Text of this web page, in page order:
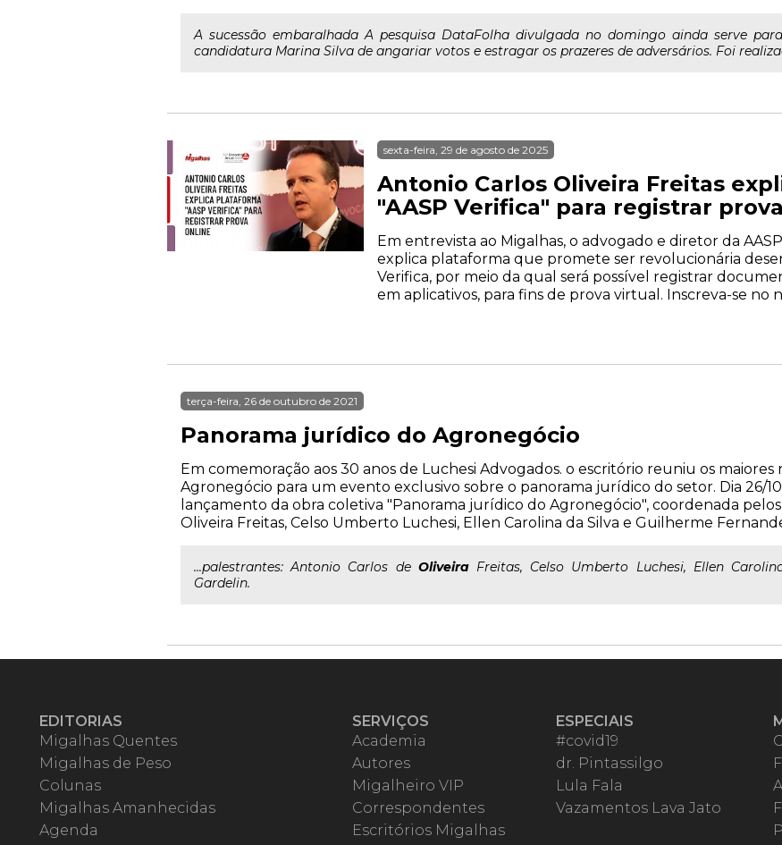
A sucessão embaralhada A pesquisa DataFolha divulgada no domingo ainda serve
candidatura Marina Silva de angariar votos e estragar os prazeres de adversários. Foi
sexta-feira, 29 de agosto de 2025
Antonio Carlos Oliveira Freitas
"AASP Verifica" para registrar
Em entrevista ao Migalhas, o advogado e diretor da
explica plataforma que promete ser revolucionária
Verifica, por meio da qual será possível registrar
em aplicativos, para fins de prova virtual. Inscreva-se no
terça-feira, 26 de outubro de 2021
Panorama jurídico do Agronegócio
Em comemoração aos 30 anos de Luchesi Advogados. o escritório reuniu os
Agronegócio para um evento exclusivo sobre o panorama jurídico do setor. Dia 26/10,
lançamento da obra coletiva "Panorama jurídico do Agronegócio", coordenada
Oliveira Freitas, Celso Umberto Luchesi, Ellen Carolina da Silva e Guilherme
...palestrantes: Antonio Carlos de OliveiraFreitas, Celso Umberto Luchesi, Ellen
Gardelin.
EDITORIAS
Migalhas Quentes
Migalhas de Peso
Colunas
Migalhas Amanhecidas
Agenda
SERVIÇOS
Academia
Autores
Migalheiro VIP
Correspondentes
Escritórios Migalhas
ESPECIAIS
#covid19
dr. Pintassilgo
Lula Fala
Vazamentos Lava Jato